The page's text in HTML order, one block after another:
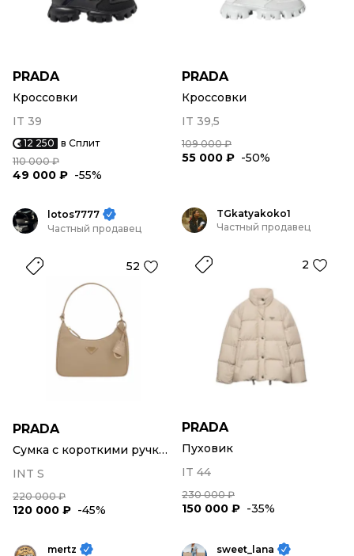
PRADA
Кроссовки
IT 39
12 250 в Сплит
110 000 ₽
49 000 ₽ -55%
PRADA
Кроссовки
IT 39,5
109 000 ₽
55 000 ₽ -50%
lotos7777
Частный продавец
52
PRADA
Сумка с короткими ручками
INT S
220 000 ₽
120 000 ₽ -45%
TGkatyakoko1
Частный продавец
2
PRADA
Пуховик
IT 44
230 000 ₽
150 000 ₽ -35%
mertz
sweet_lana